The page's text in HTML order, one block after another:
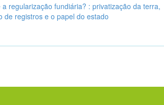
a regularização fundiária? : privatização da terra,
de registros e o papel do estado